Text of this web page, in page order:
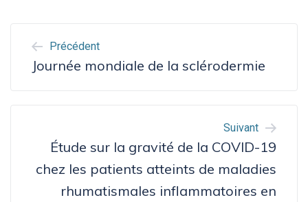
L’ARTICLE
Précédent
Journée mondiale de la sclérodermie
Suivant
Étude sur la gravité de la COVID-19
chez les patients atteints de maladies
rhumatismales inflammatoires en